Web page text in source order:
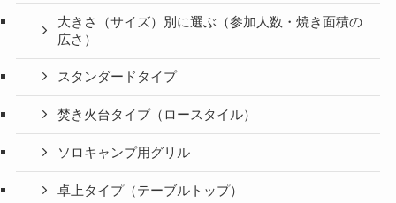
大きさ（サイズ）別に選ぶ（参加人数・焼き面積の
広さ）
スタンダードタイプ
焚き火台タイプ（ロースタイル）
ソロキャンプ用グリル
卓上タイプ（テーブルトップ）